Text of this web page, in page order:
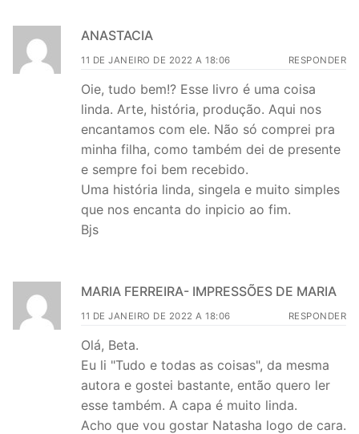
ANASTACIA
11 DE JANEIRO DE 2022 A 18:06 RESPONDER
Oie, tudo bem!? Esse livro é uma coisa
linda. Arte, história, produção. Aqui nos
encantamos com ele. Não só comprei pra
minha filha, como também dei de presente
e sempre foi bem recebido.
Uma história linda, singela e muito simples
que nos encanta do inpicio ao fim.
Bjs
MARIA FERREIRA- IMPRESSÕES DE MARIA
11 DE JANEIRO DE 2022 A 18:06 RESPONDER
Olá, Beta.
Eu li "Tudo e todas as coisas", da mesma
autora e gostei bastante, então quero ler
esse também. A capa é muito linda.
Acho que vou gostar Natasha logo de cara.